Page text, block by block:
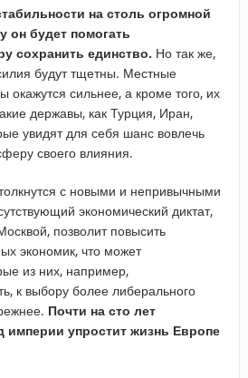
на столь огромной
он будет помогать
сохранить единство. Но так же,
будут тщетны. Местные
окажутся сильнее, а кроме того, их
державы, как Турция, Иран,
увидят для себя шанс вовлечь
своего влияния.
с новыми и непривычными
экономический диктат,
позволит повысить
экономик, что может
из них, например,
к выбору более либерального
Почти на сто лет
империи упростит жизнь Европе